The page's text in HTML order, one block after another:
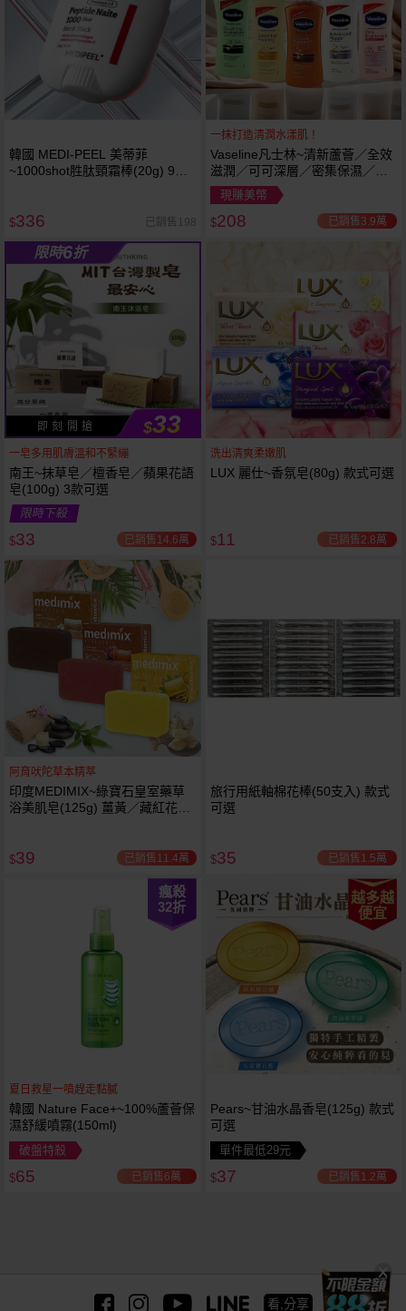
韓國 MEDI-PEEL 美蒂菲
~1000shot胜肽頸霜棒(20g) 9種
$336 已銷售198
一抹打造清潤水漾肌！
Vaseline凡士林~清新蘆薈／全效
滋潤／可可深層／密集保濕／淨
白透亮 乳液(725ml) 款式可選 加
大容量
現賺美幣
$208 已銷售3.9萬
限時6折
即 刻 開 搶 $33
一皂多用肌膚溫和不緊繃
南王~抹草皂／檀香皂／蘋果花語
皂(100g) 3款可選
限時下殺
$33 已銷售14.6萬
洗出清爽柔嫩肌
LUX 麗仕~香氛皂(80g) 款式可選
$11 已銷售2.8萬
阿育吠陀草本精萃
印度MEDIMIX~綠寶石皇室藥草
浴美肌皂(125g) 薑黃／藏紅花／
$39 已銷售11.4萬
旅行用紙軸棉花棒(50支入) 款式
可選
$35 已銷售1.5萬
瘋殺
32折
夏日救星一噴趕走黏膩
韓國 Nature Face+~100%蘆薈保
濕舒緩噴霧(150ml)
破盤特殺
$65 已銷售6萬
越多越
便宜
Pears~甘油水晶香皂(125g) 款式
可選
單件最低29元
$37 已銷售1.2萬
看,分享